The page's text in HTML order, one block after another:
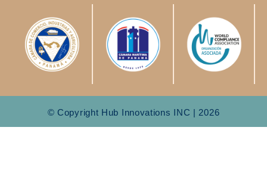
© Copyright Hub Innovations INC | 2026